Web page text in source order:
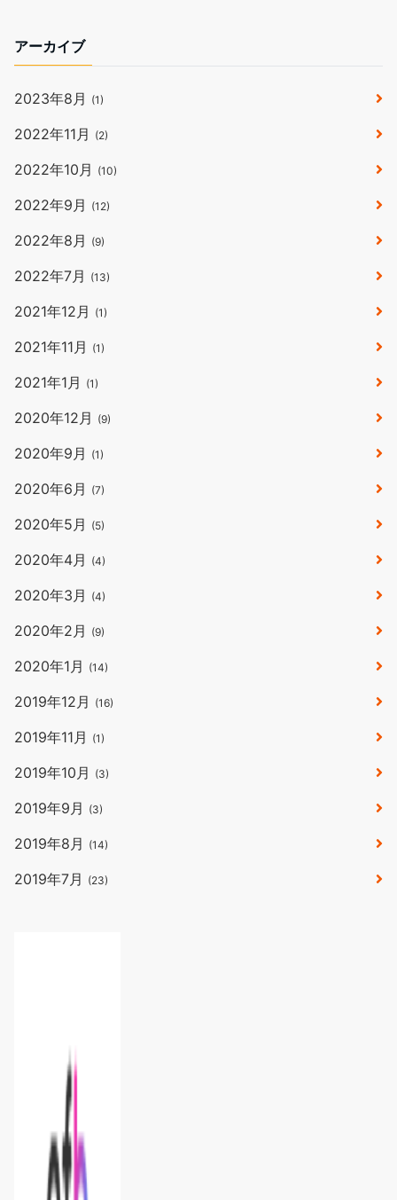
アーカイブ
2023年8月 (1)
2022年11月 (2)
2022年10月 (10)
2022年9月 (12)
2022年8月 (9)
2022年7月 (13)
2021年12月 (1)
2021年11月 (1)
2021年1月 (1)
2020年12月 (9)
2020年9月 (1)
2020年6月 (7)
2020年5月 (5)
2020年4月 (4)
2020年3月 (4)
2020年2月 (9)
2020年1月 (14)
2019年12月 (16)
2019年11月 (1)
2019年10月 (3)
2019年9月 (3)
2019年8月 (14)
2019年7月 (23)